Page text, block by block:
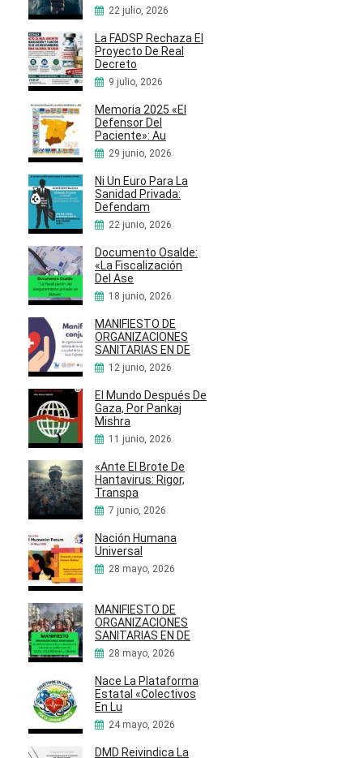
22 julio, 2026
La FADSP Rechaza El
Proyecto De Real
Decreto
9 julio, 2026
Memoria 2025 «El
Defensor Del
Paciente»: Au
29 junio, 2026
Ni Un Euro Para La
Sanidad Privada:
Defendam
22 junio, 2026
Documento Osalde:
«La Fiscalización
Del Ase
18 junio, 2026
MANIFIESTO DE
ORGANIZACIONES
SANITARIAS EN DE
12 junio, 2026
El Mundo Después De
Gaza, Por Pankaj
Mishra
11 junio, 2026
«Ante El Brote De
Hantavirus: Rigor,
Transpa
7 junio, 2026
Nación Humana
Universal
28 mayo, 2026
MANIFIESTO DE
ORGANIZACIONES
SANITARIAS EN DE
28 mayo, 2026
Nace La Plataforma
Estatal «Colectivos
En Lu
24 mayo, 2026
DMD Reivindica La